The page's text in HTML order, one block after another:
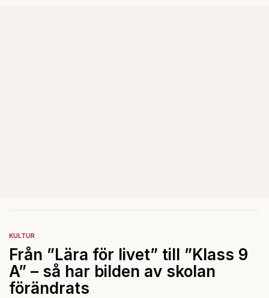
KULTUR
Från ”Lära för livet” till ”Klass 9
A” – så har bilden av skolan
förändrats